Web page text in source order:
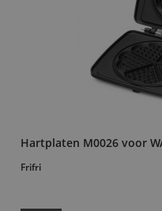
Hartplaten M0026 voor
Frifri